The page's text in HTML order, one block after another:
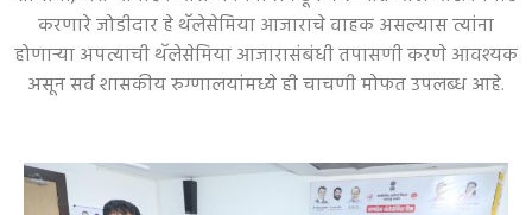
करणारे जोडीदार हे थॅलेसेमिया आजाराचे वाहक असल्यास त्यांना
होणाऱ्या अपत्याची थॅलेसेमिया आजारासंबंधी तपासणी करणे आवश्यक
असून सर्व शासकीय रुग्णालयांमध्ये ही चाचणी मोफत उपलब्ध आहे.